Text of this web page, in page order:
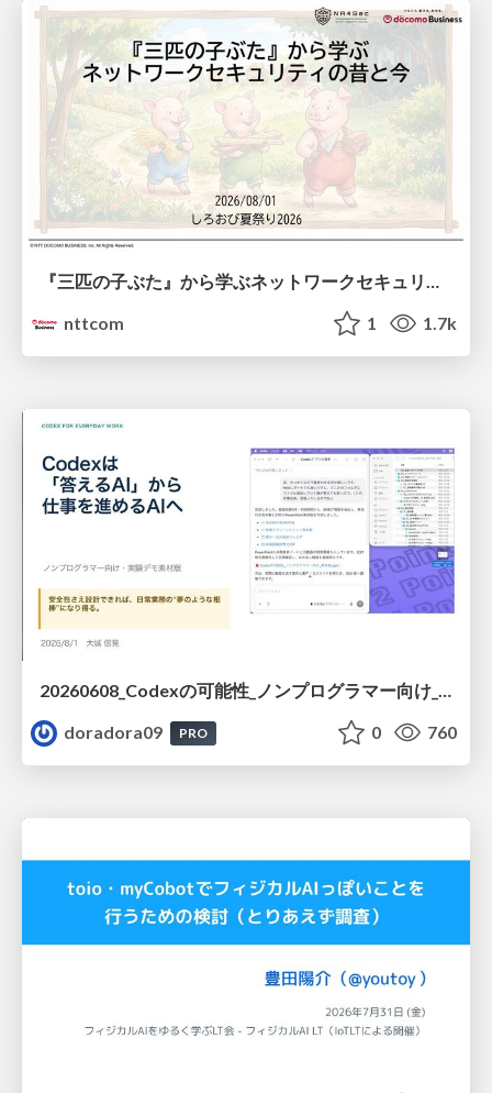
『三匹の子ぶた』から学ぶネットワークセキュリティの昔と今 / Network Security: Then and Now Through the Lens of The Three Little Pigs
nttcom
1 1.7k
20260608_Codexの可能性_ノンプログラマー向け_大城追記
doradora09
PRO 0 760